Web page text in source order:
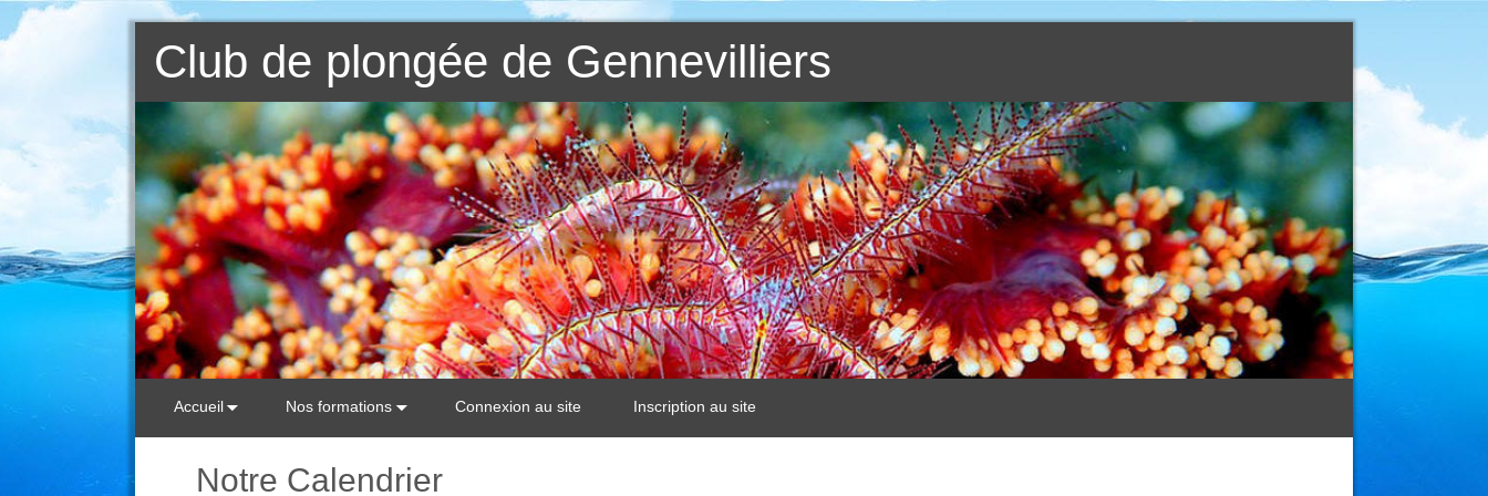
Club de plongée de Gennevilliers
Accueil Nos formations Connexion au site Inscription au site
Notre Calendrier